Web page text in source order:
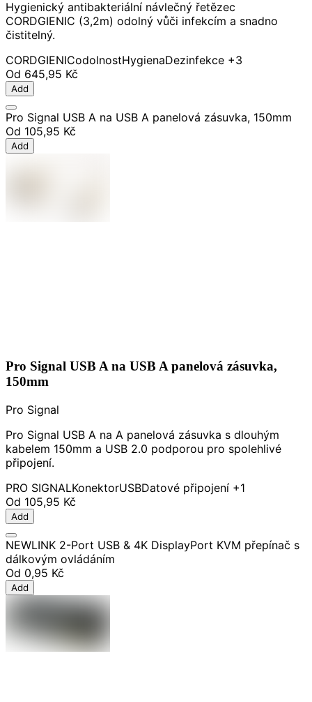
Hygienický antibakteriální návlečný řetězec
CORDGIENIC (3,2m) odolný vůči infekcím a snadno
čistitelný.
CORDGIENICodolnostHygienaDezinfekce +3
Od 645,95 Kč
Add
Pro Signal USB A na USB A panelová zásuvka, 150mm
Od 105,95 Kč
Add
Pro Signal USB A na USB A panelová zásuvka,
150mm
Pro Signal
Pro Signal USB A na A panelová zásuvka s dlouhým
kabelem 150mm a USB 2.0 podporou pro spolehlivé
připojení.
PRO SIGNALKonektorUSBDatové připojení +1
Od 105,95 Kč
Add
NEWLINK 2-Port USB & 4K DisplayPort KVM přepínač s
dálkovým ovládáním
Od 0,95 Kč
Add